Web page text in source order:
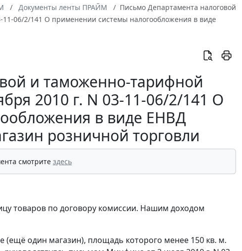
Документы ленты ПРАЙМ
Письмо Департамента налоговой
06/2/141 О применении системы налогообложения в виде
и таможенно-тарифной
2010 г. N 03-11-06/2/141 О
в виде ЕНВД
розничной торговли
смотрите здесь
товаров по договору комиссии. Нашим доходом
один магазин), площадь которого менее 150 кв. м.